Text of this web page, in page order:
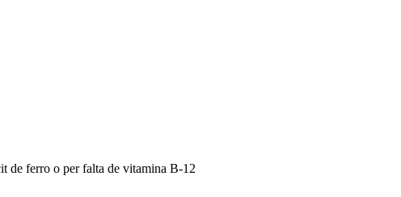
de ferro o per falta de vitamina B-12